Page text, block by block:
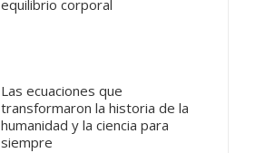
equilibrio corporal
Las ecuaciones que
transformaron la historia de la
humanidad y la ciencia para
siempre